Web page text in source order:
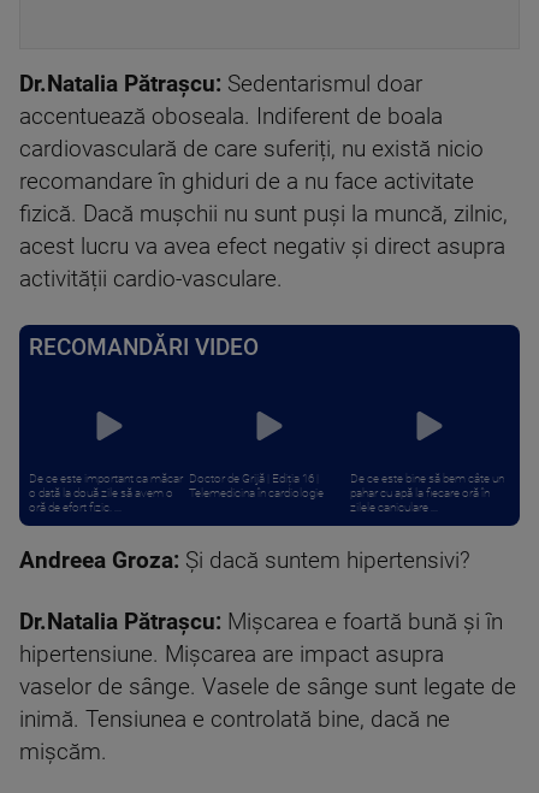
Dr.Natalia Pătrașcu: Sedentarismul doar
accentuează oboseala. Indiferent de boala
cardiovasculară de care suferiți, nu există nicio
recomandare în ghiduri de a nu face activitate
fizică. Dacă mușchii nu sunt puși la muncă, zilnic,
acest lucru va avea efect negativ și direct asupra
activității cardio-vasculare.
RECOMANDĂRI VIDEO
De ce este important ca măcar
o dată la două zile să avem o
oră de efort fizic. ...
Doctor de Grijă | Ediția 16 |
Telemedicina în cardiologie
De ce este bine să bem câte un
pahar cu apă la fiecare oră în
zilele caniculare ...
Andreea Groza: Și dacă suntem hipertensivi?
Dr.Natalia Pătrașcu: Mișcarea e foartă bună și în
hipertensiune. Mișcarea are impact asupra
vaselor de sânge. Vasele de sânge sunt legate de
inimă. Tensiunea e controlată bine, dacă ne
mișcăm.